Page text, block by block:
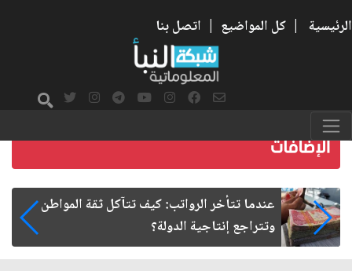
الرئيسية | كل المواضيع | اتصل بنا
صمت الطريق بعد الأربعين